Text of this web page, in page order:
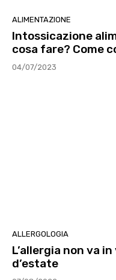
ALIMENTAZIONE
Intossicazione
cosa fare? Come
04/07/2023
ALLERGOLOGIA
L’allergia non va
d’estate